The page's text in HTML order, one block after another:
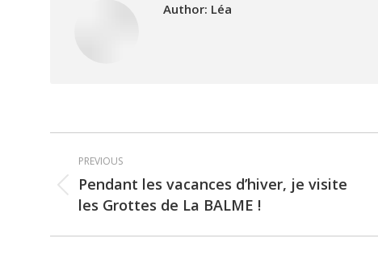
Author: Léa
Post
navigation
PREVIOUS
Previous
post:
Pendant les vacances d’hiver, je visite
les Grottes de La BALME !